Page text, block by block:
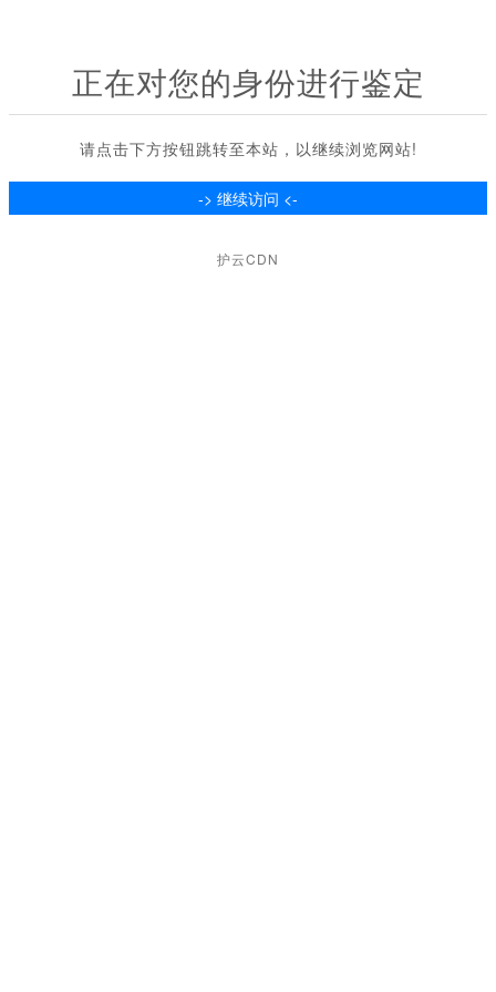
正在对您的身份进行鉴定
请点击下方按钮跳转至本站，以继续浏览网站!
护云CDN